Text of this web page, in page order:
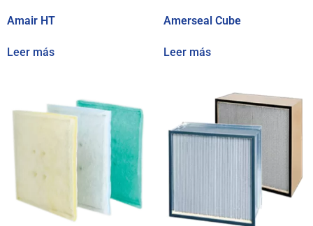
Amair HT
Leer más
Amerseal Cube
Leer más